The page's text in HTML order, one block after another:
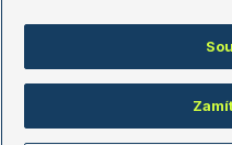
Copyright © 2008-2026